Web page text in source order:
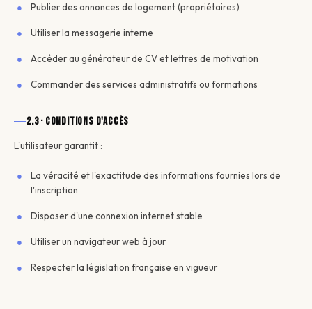
Publier des annonces de logement (propriétaires)
Utiliser la messagerie interne
Accéder au générateur de CV et lettres de motivation
Commander des services administratifs ou formations
2.3 · Conditions d'accès
L'utilisateur garantit :
La véracité et l'exactitude des informations fournies lors de
l'inscription
Disposer d'une connexion internet stable
Utiliser un navigateur web à jour
Respecter la législation française en vigueur